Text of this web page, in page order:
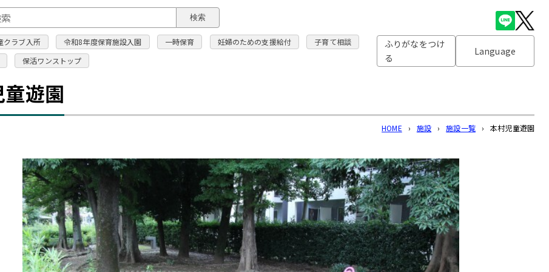
このページの本文へ
検索
クラブ入所 令和8年度保育施設入園 一時保育 妊婦のための支援給付
子育て相談
保活ワンストップ
ふりがなをつけ
る
Language
遊園
HOME › 施設 › 施設一覧 › 本村児童遊園